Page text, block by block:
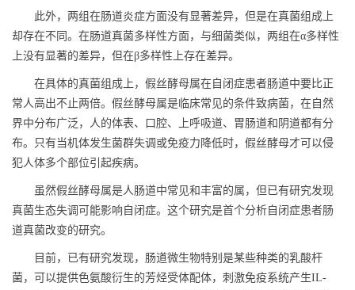
此外，两组在肠道炎症方面没有显著差异，但是在真菌组成上
却存在不同。在肠道真菌多样性方面，与细菌类似，两组在α多样性
上没有显著的差异，但在β多样性上存在差异。
在具体的真菌组成上，假丝酵母属在自闭症患者肠道中要比正
常人高出不止两倍。假丝酵母属是临床常见的条件致病菌，在自然
界中分布广泛，人的体表、口腔、上呼吸道、胃肠道和阴道都有分
布。只有当机体发生菌群失调或免疫力降低时，假丝酵母才可以侵
犯人体多个部位引起疾病。
虽然假丝酵母属是人肠道中常见和丰富的属，但已有研究发现
真菌生态失调可能影响自闭症。这个研究是首个分析自闭症患者肠
道真菌改变的研究。
目前，已有研究发现，肠道微生物特别是某些种类的乳酸杆
菌，可以提供色氨酸衍生的芳烃受体配体，刺激免疫系统产生IL-